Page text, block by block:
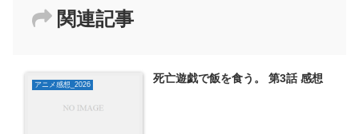
関連記事
アニメ感想_2026 死亡遊戯で飯を食う。 第3話 感想